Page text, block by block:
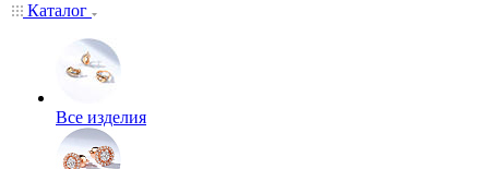
Каталог
Все изделия